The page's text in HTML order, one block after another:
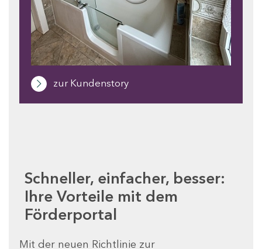
zur Kundenstory
Schneller, einfacher, besser:
Ihre Vorteile mit dem
Förderportal
Mit der neuen Richtlinie zur